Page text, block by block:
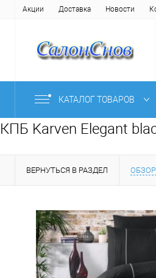
Акции Доставка Новости
КАТАЛОГ ТОВАРОВ
КПБ Karven Elegant
ВЕРНУТЬСЯ В РАЗДЕЛ